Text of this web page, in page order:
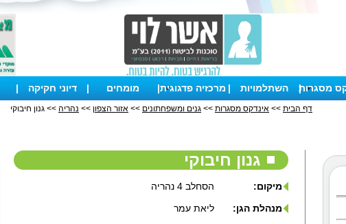
מסגרות
| השתלמויות | מרכזיה פדגוגית| מומחים | דיוני חקיקה |
דף הבית >> אינדקס מסגרות >> גנים ומשפחתונים >> אזור הצפון >> נהריה >> גנון חיבוקי
גנון חיבוקי
מיקום:
הסחלב 4 נהריה
מנהלת הגן:
ליאת עמר